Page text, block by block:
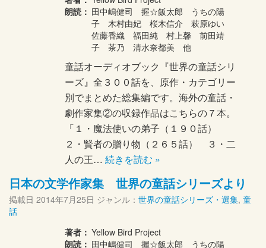
朗読： 田中嶋健司 握☆飯太郎 うちの陽
子 木村由妃 桜木信介 萩原ゆい
佐藤香織 福田純 村上馨 前田靖
子 茶乃 清水奈都美 他
童話オーディオブック『世界の童話シリ
ーズ』全３００話を、原作・カテゴリー
別でまとめた総集編です。海外の童話・
劇作家集②の収録作品はこちらの７本。
「１・魔法使いの弟子（１９０話）
２・賢者の贈り物（２６５話） ３・二
人の王… 続きを読む »
日本の文学作家集 世界の童話シリーズより
掲載日 2014年7月25日 ジャンル： 世界の童話シリーズ・選集, 童
話
著者： Yellow Bird Project
朗読： 田中嶋健司 握☆飯太郎 うちの陽